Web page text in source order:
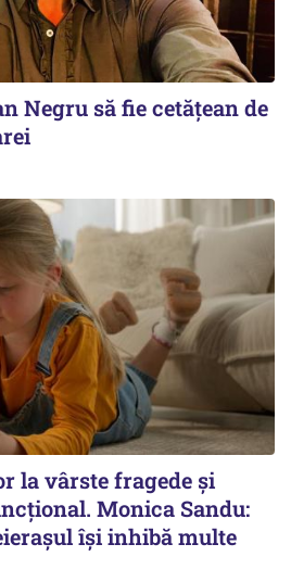
Negru să fie cetățean de
la vârste fragede și
Monica Sandu:
își inhibă multe